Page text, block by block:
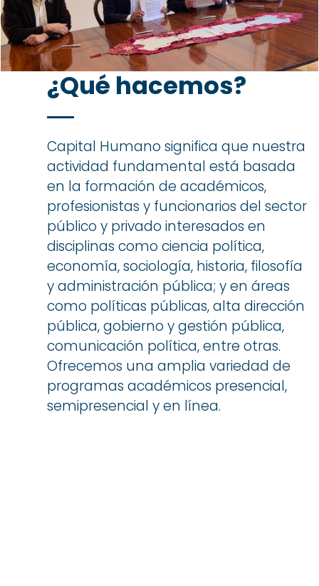
¿Qué hacemos?
Capital Humano significa que nuestra
actividad fundamental está basada
en la formación de académicos,
profesionistas y funcionarios del sector
público y privado interesados en
disciplinas como ciencia política,
economía, sociología, historia, filosofía
y administración pública; y en áreas
como políticas públicas, alta dirección
pública, gobierno y gestión pública,
comunicación política, entre otras.
Ofrecemos una amplia variedad de
programas académicos presencial,
semipresencial y en línea.